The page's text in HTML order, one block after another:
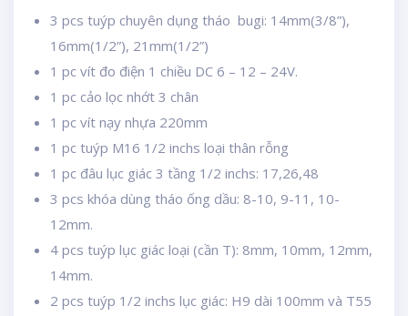
3 pcs tuýp chuyên dụng tháo bugi: 14mm(3/8”),
16mm(1/2”), 21mm(1/2”)
1 pc vít đo điện 1 chiều DC 6 – 12 – 24V.
1 pc cảo lọc nhớt 3 chân
1 pc vít nạy nhựa 220mm
1 pc tuýp M16 1/2 inchs loại thân rỗng
1 pc đâu lục giác 3 tầng 1/2 inchs: 17,26,48
3 pcs khóa dùng tháo ống dầu: 8-10, 9-11, 10-
12mm.
4 pcs tuýp lục giác loại (cần T): 8mm, 10mm, 12mm,
14mm.
2 pcs tuýp 1/2 inchs lục giác: H9 dài 100mm và T55